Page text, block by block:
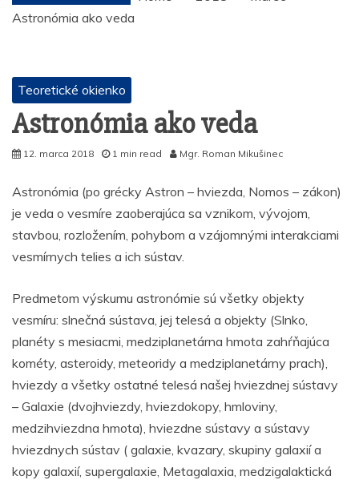
Astronómia ako veda
Teoretické okienko
Astronómia ako veda
12. marca 2018 1 min read Mgr. Roman Mikušinec
Astronómia (po grécky Astron – hviezda, Nomos – zákon)
je veda o vesmíre zaoberajúca sa vznikom, vývojom,
stavbou, rozložením, pohybom a vzájomnými interakciami
vesmírnych telies a ich sústav.
Predmetom výskumu astronómie sú všetky objekty
vesmíru: slnečná sústava, jej telesá a objekty (Slnko,
planéty s mesiacmi, medziplanetárna hmota zahŕňajúca
kométy, asteroidy, meteoridy a medziplanetárny prach),
hviezdy a všetky ostatné telesá našej hviezdnej sústavy
– Galaxie (dvojhviezdy, hviezdokopy, hmloviny,
medzihviezdna hmota), hviezdne sústavy a sústavy
hviezdnych sústav ( galaxie, kvazary, skupiny galaxií a
kopy galaxií, supergalaxie, Metagalaxia, medzigalaktická